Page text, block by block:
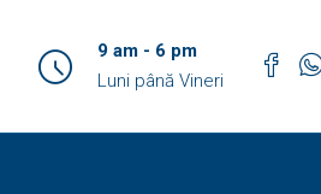
9 am - 6 pm
Luni până Vineri